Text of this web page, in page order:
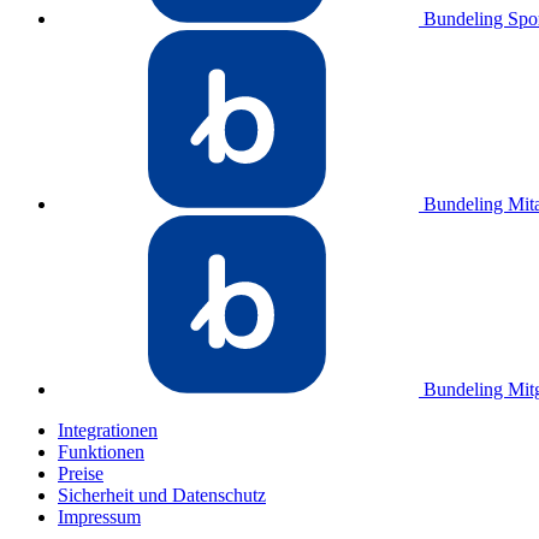
Bundeling
Bundeling
Bundeling
Integrationen
Funktionen
Preise
Sicherheit und Datenschutz
Impressum